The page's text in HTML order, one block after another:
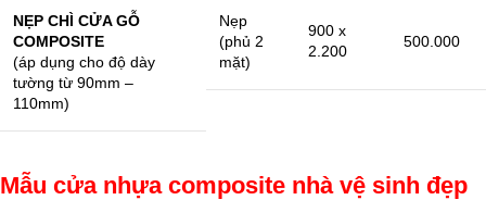
NẸP CHÌ CỬA GỖ
COMPOSITE
(áp dụng cho độ dày
tường từ 90mm –
110mm)
Nẹp
(phủ 2
mặt)
900 x
2.200
500.000
Mẫu cửa nhựa composite nhà vệ sinh đẹp